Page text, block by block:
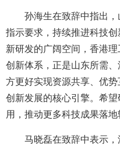
孙海生在致辞中指出，
指示要求，持续推进科技
新研发的广阔空间，香港
创新体系，正是山东所需
方更好实现资源共享、优
创新发展的核心引擎。希
用，推动更多科技成果落地
马晓磊在致辞中表示，